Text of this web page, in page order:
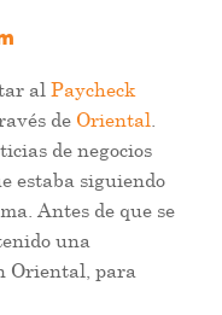
al Paycheck
de Oriental.
de negocios
estaba siguiendo
Antes de que se
una
Oriental, para